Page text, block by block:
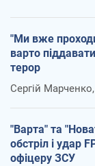
"Ми вже
варто
терор
Сергій
"Варта" та
обстріл і удар
офіцеру ЗСУ